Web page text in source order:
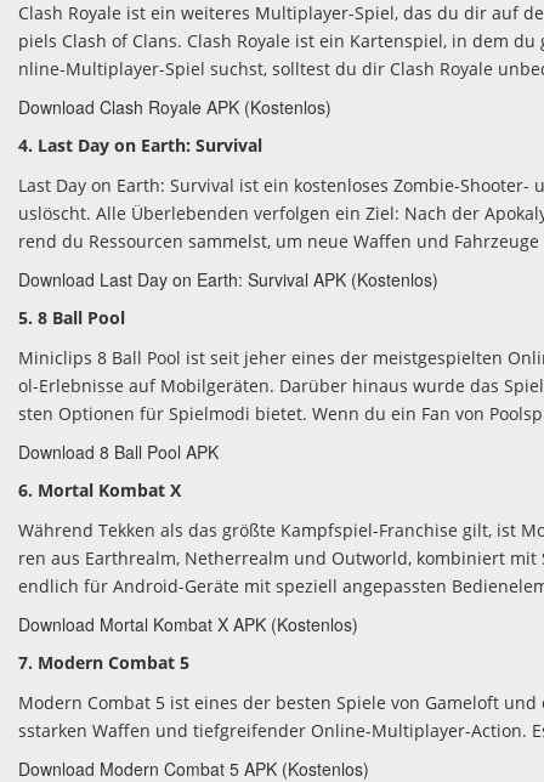
Clash Royale ist ein weiteres Multiplayer-Spiel, das du dir auf
piels Clash of Clans. Clash Royale ist ein Kartenspiel, in dem
nline-Multiplayer-Spiel suchst, solltest du dir Clash Royale
Download Clash Royale APK (Kostenlos)
4. Last Day on Earth: Survival
Last Day on Earth: Survival ist ein kostenloses Zombie-
uslöscht. Alle Überlebenden verfolgen ein Ziel: Nach der
rend du Ressourcen sammelst, um neue Waffen und
Download Last Day on Earth: Survival APK (Kostenlos)
5. 8 Ball Pool
Miniclips 8 Ball Pool ist seit jeher eines der meistgespielten
ol-Erlebnisse auf Mobilgeräten. Darüber hinaus wurde das
sten Optionen für Spielmodi bietet. Wenn du ein Fan von
Download 8 Ball Pool APK
6. Mortal Kombat X
Während Tekken als das größte Kampfspiel-Franchise gilt, ist
ren aus Earthrealm, Netherrealm und Outworld, kombiniert mit
endlich für Android-Geräte mit speziell angepassten
Download Mortal Kombat X APK (Kostenlos)
7. Modern Combat 5
Modern Combat 5 ist eines der besten Spiele von Gameloft
sstarken Waffen und tiefgreifender Online-Multiplayer-Action.
Download Modern Combat 5 APK (Kostenlos)